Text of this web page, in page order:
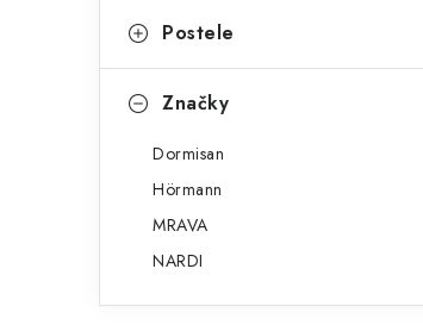
Postele
Značky
Dormisan
Hörmann
MRAVA
NARDI